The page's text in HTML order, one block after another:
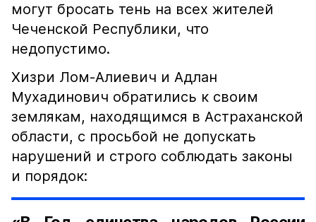
могут бросать тень на всех жителей
Чеченской Республики, что
недопустимо.
Хизри Лом-Алиевич и Адлан
Мухадинович обратились к своим
землякам, находящимся в Астраханской
области, с просьбой не допускать
нарушений и строго соблюдать законы
и порядок: